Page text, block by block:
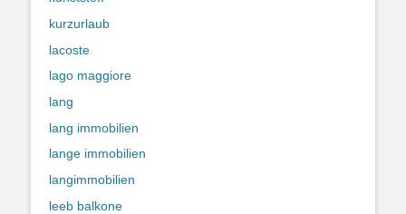
kurzurlaub
lacoste
lago maggiore
lang
lang immobilien
lange immobilien
langimmobilien
leeb balkone